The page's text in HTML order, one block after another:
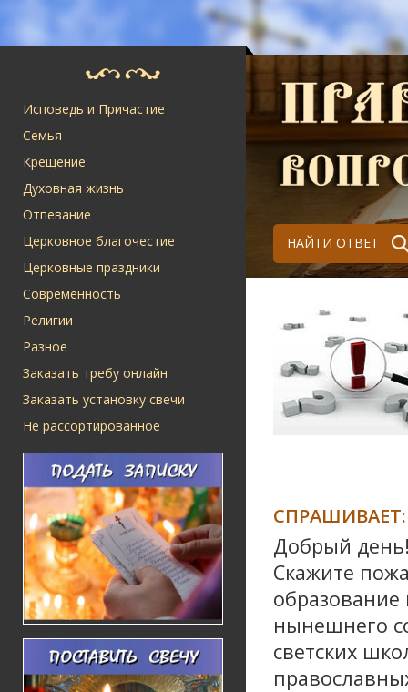
Исповедь и Причастие
Семья
Крещение
Духовная жизнь
Отпевание
Церковное благочестие
Церковные праздники
Современность
Религии
Разное
Заказать требу онлайн
Заказать установку свечи
Не рассортированное
НАЙТИ ОТВЕТ
СПРАШИВАЕТ:
Добрый
Скажите
нынешнего
светских